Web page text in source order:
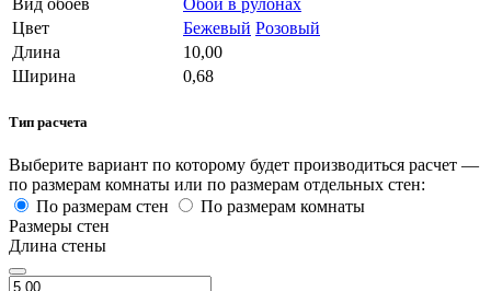
Цвет
Бежевый Розовый
Длина
10,00
Ширина
0,68
Тип расчета
Выберите вариант по которому будет производиться расчет —
по размерам комнаты или по размерам отдельных стен:
По размерам стен
По размерам комнаты
Размеры стен
Длина стены